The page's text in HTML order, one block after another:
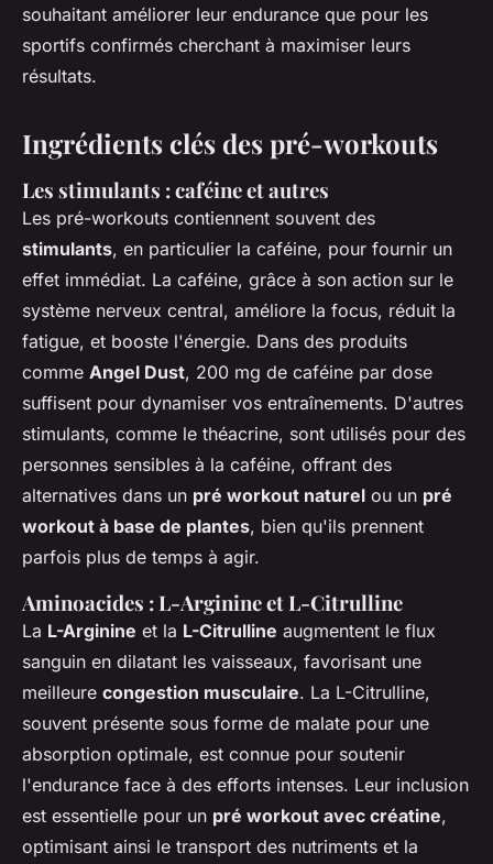
souhaitant améliorer leur endurance que pour les
sportifs confirmés cherchant à maximiser leurs
résultats.
Ingrédients clés des pré-workouts
Les stimulants : caféine et autres
Les pré-workouts contiennent souvent des
stimulants, en particulier la caféine, pour fournir un
effet immédiat. La caféine, grâce à son action sur le
système nerveux central, améliore la focus, réduit la
fatigue, et booste l'énergie. Dans des produits
comme Angel Dust, 200 mg de caféine par dose
suffisent pour dynamiser vos entraînements. D'autres
stimulants, comme le théacrine, sont utilisés pour des
personnes sensibles à la caféine, offrant des
alternatives dans un pré workout naturel ou un pré
workout à base de plantes, bien qu'ils prennent
parfois plus de temps à agir.
Aminoacides : L-Arginine et L-Citrulline
La L-Arginine et la L-Citrulline augmentent le flux
sanguin en dilatant les vaisseaux, favorisant une
meilleure congestion musculaire. La L-Citrulline,
souvent présente sous forme de malate pour une
absorption optimale, est connue pour soutenir
l'endurance face à des efforts intenses. Leur inclusion
est essentielle pour un pré workout avec créatine,
optimisant ainsi le transport des nutriments et la